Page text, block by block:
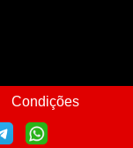
Condições